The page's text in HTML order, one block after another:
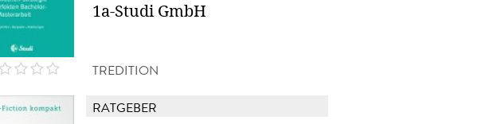
1a-Studi GmbH
TREDITION
RATGEBER